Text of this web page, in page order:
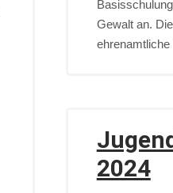
Gewalt an.
ehrenamtliche
2024